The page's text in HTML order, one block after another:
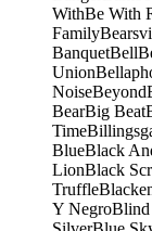
WithBe With
Family
BanquetBell
Union
NoiseBeyond
BearBig Beat
Time
BlueBlack
LionBlack
Truffle
Y NegroBlind